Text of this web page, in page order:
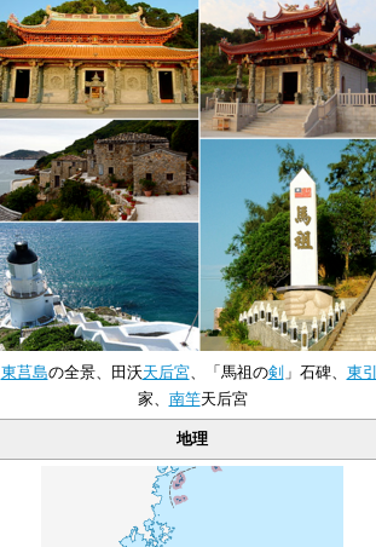
東莒島の全景、田沃天后宮、「馬祖の剣 」石碑、 東
家、 南竿天后宮
地理